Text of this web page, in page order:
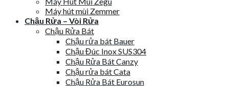
Máy hút mùi Zemmer
Chậu Rửa – Vòi Rửa
Chậu Rửa Bát
Chậu rửa bát Bauer
Chậu Đúc Inox SUS304
Chậu Rửa Bát Canzy
Chậu rửa bát Cata
Chậu Rửa Bát Eurosun